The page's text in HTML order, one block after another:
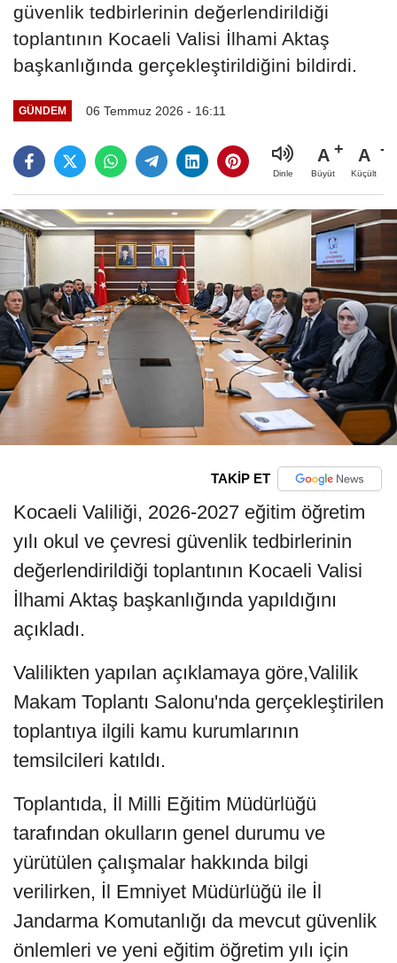
güvenlik tedbirlerinin değerlendirildiği
toplantının Kocaeli Valisi İlhami Aktaş
başkanlığında gerçekleştirildiğini bildirdi.
GÜNDEM 06 Temmuz 2026 - 16:11
Dinle
A
Büyüt
A
Küçült
TAKİP ET
Kocaeli Valiliği, 2026-2027 eğitim öğretim
yılı okul ve çevresi güvenlik tedbirlerinin
değerlendirildiği toplantının Kocaeli Valisi
İlhami Aktaş başkanlığında yapıldığını
açıkladı.
Valilikten yapılan açıklamaya göre,Valilik
Makam Toplantı Salonu'nda gerçekleştirilen
toplantıya ilgili kamu kurumlarının
temsilcileri katıldı.
Toplantıda, İl Milli Eğitim Müdürlüğü
tarafından okulların genel durumu ve
yürütülen çalışmalar hakkında bilgi
verilirken, İl Emniyet Müdürlüğü ile İl
Jandarma Komutanlığı da mevcut güvenlik
önlemleri ve yeni eğitim öğretim yılı için